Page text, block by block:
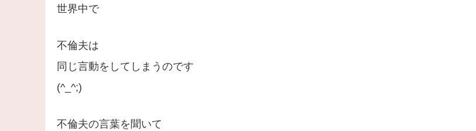
世界中で
不倫夫は
同じ言動をしてしまうのです
(^_^;)
不倫夫の言葉を聞いて